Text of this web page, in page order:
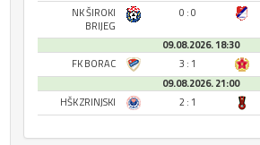
NK ŠIROKI
BRIJEG
0 : 0
09.08.2026. 18:30
FK BORAC
3 : 1
09.08.2026. 21:00
HŠK ZRINJSKI
2 : 1